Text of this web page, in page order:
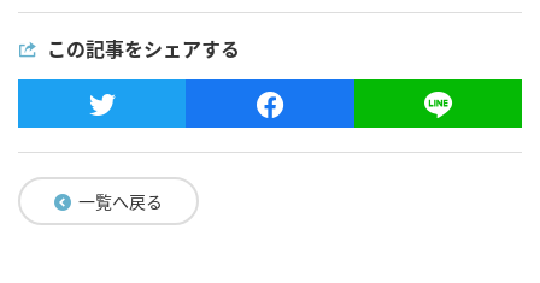
この記事をシェアする
一覧へ戻る